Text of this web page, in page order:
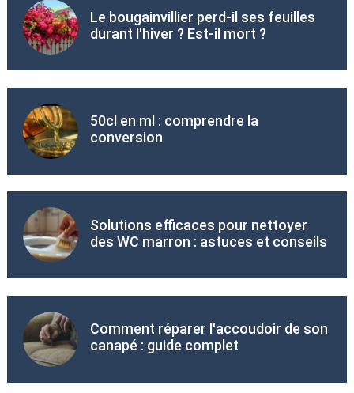
Le bougainvillier perd-il ses feuilles
durant l'hiver ? Est-il mort ?
50cl en ml : comprendre la
conversion
Solutions efficaces pour nettoyer
des WC marron : astuces et conseils
Comment réparer l'accoudoir de son
canapé : guide complet